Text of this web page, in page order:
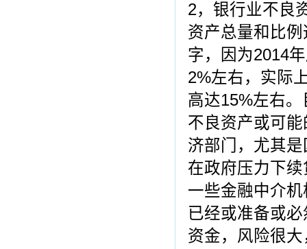
2，银行业不良
资产总量和比
字，因为2014
2%左右，实际
高达15%左右
不良资产或可
济部门，尤其
在政府压力下
一些金融中介
已经或准备或
资金，风险很